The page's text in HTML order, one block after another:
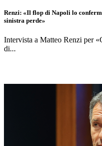
Renzi: «Il flop di Napoli lo
sinistra perde»
Intervista a Matteo Renzi per
di...